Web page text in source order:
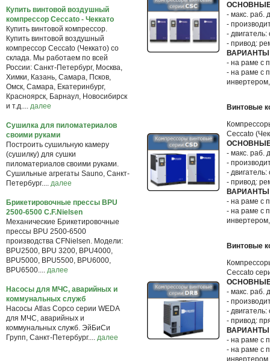
Купить винтовой воздушный
компрессор Ceccato - Чеккато
Купить винтовой компрессор.
Купить винтовой воздушный
компрессор Ceccato (Чеккато) со
склада. Мы работаем по всей
России: Санкт-Петербург, Москва,
Химки, Казань, Самара, Псков,
Омск, Самара, Екатеринбург,
Красноярск, Барнаул, Новосибирск
и т.д.... далее
Сушилка для пиломатериалов
своими руками
Построить сушильную камеру
(сушилку) для сушки
пиломатериалов своими руками.
Сушильные агрегаты Sauno, Санкт-
Петербург.... далее
Брикетировочные прессы BPU
2500-6500 C.F.Nielsen
Механические Брикетировочные
прессы BPU 2500-6500
производства CFNielsen. Модели:
BPU2500, BPU 3200, BPU4000,
BPU5000, BPU5500, BPU6000,
BPU6500.... далее
Насосы для МЧС, аварийных и
коммунальных служб
Насосы Atlas Copco серии WEDA
для МЧС, аварийных и
коммунальных служб. ЭйБиСи
Групп, Санкт-Петербург.... далее
- макс. раб.
-
-
- привод:
- на раме с
- на раме с
Винтовые
Ceccato
- макс. раб.
-
-
- привод:
- на раме с
- на раме с
Винтовые
Ceccato
- макс. раб.
-
-
- привод:
- на раме с
- на раме с